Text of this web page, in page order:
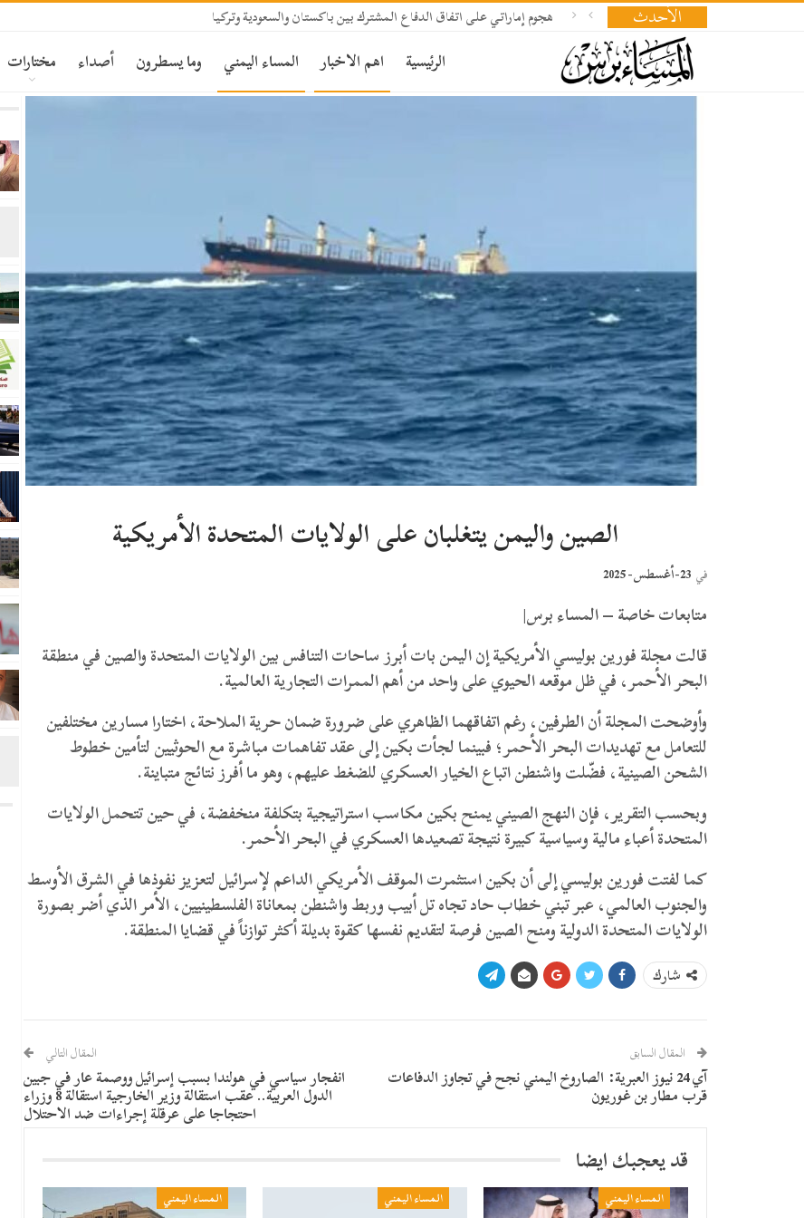
الأحدث هجوم إماراتي على اتفاق الدفاع المشترك بين باكستان والسعودية وتركيا
الرئيسية اهم الاخبار المساء اليمني وما يسطرون أصداء مختارات
الصين واليمن يتغلبان على الولايات المتحدة الأمريكية
في 23-أغسطس- 2025
متابعات خاصة – المساء برس|
قالت مجلة فورين بوليسي الأمريكية إن اليمن بات أبرز ساحات التنافس بين الولايات المتحدة والصين في منطقة
البحر الأحمر، في ظل موقعه الحيوي على واحد من أهم الممرات التجارية العالمية.
وأوضحت المجلة أن الطرفين، رغم اتفاقهما الظاهري على ضرورة ضمان حرية الملاحة، اختارا مسارين مختلفين
للتعامل مع تهديدات البحر الأحمر؛ فبينما لجأت بكين إلى عقد تفاهمات مباشرة مع الحوثيين لتأمين خطوط
الشحن الصينية، فضّلت واشنطن اتباع الخيار العسكري للضغط عليهم، وهو ما أفرز نتائج متباينة.
وبحسب التقرير، فإن النهج الصيني يمنح بكين مكاسب استراتيجية بتكلفة منخفضة، في حين تتحمل الولايات
المتحدة أعباء مالية وسياسية كبيرة نتيجة تصعيدها العسكري في البحر الأحمر.
كما لفتت فورين بوليسي إلى أن بكين استثمرت الموقف الأمريكي الداعم لإسرائيل لتعزيز نفوذها في الشرق الأوسط
والجنوب العالمي، عبر تبني خطاب حاد تجاه تل أبيب وربط واشنطن بمعاناة الفلسطينيين، الأمر الذي أضر بصورة
الولايات المتحدة الدولية ومنح الصين فرصة لتقديم نفسها كقوة بديلة أكثر توازناً في قضايا المنطقة.
شارك
المقال السابق
آي 24 نيوز العبرية: الصاروخ اليمني نجح في تجاوز الدفاعات
قرب مطار بن غوريون
المقال التالي
انفجار سياسي في هولندا بسبب إسرائيل ووصمة عار في جبين
الدول العربية.. عقب استقالة وزير الخارجية استقالة 8 وزراء
احتجاجا على عرقلة إجراءات ضد الاحتلال
قد يعجبك ايضا
المساء اليمني المساء اليمني المساء اليمني